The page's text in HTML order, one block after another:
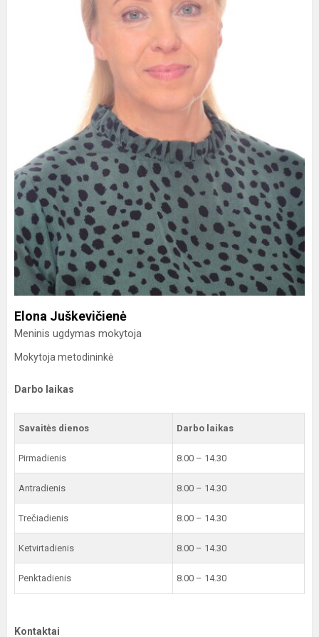
Elona Juškevičienė
Meninis ugdymas mokytoja
Mokytoja metodininkė
Darbo laikas
Savaitės dienos Darbo laikas
Pirmadienis 8.00 – 14.30
Antradienis 8.00 – 14.30
Trečiadienis 8.00 – 14.30
Ketvirtadienis 8.00 – 14.30
Penktadienis 8.00 – 14.30
Kontaktai